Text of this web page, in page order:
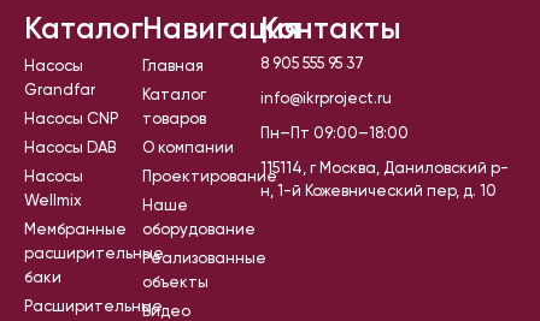
Каталог
Насосы
Grandfar
Насосы CNP
Насосы DAB
Насосы
Wellmix
Мембранные
расширительные
баки
Расширительные
Навигация
Главная
Каталог
товаров
О компании
Проектирование
Наше
оборудование
Реализованные
объекты
Видео
Контакты
8 905 555 95 37
info@ikrproject.ru
Пн–Пт 09:00–18:00
115114, г Москва, Даниловский р-
н, 1-й Кожевнический пер, д. 10